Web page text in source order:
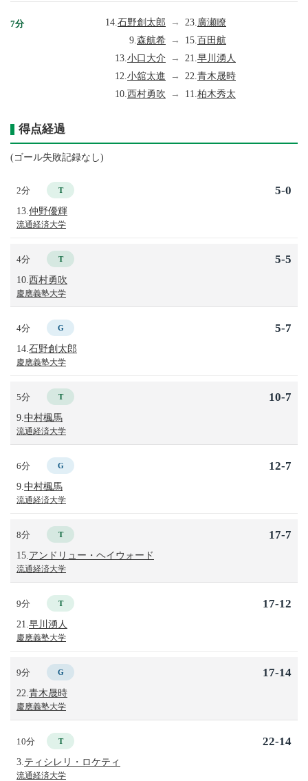
7分 14. 石野創太郎 → 23. 廣瀬瞭
9. 森航希 → 15. 百田航
13. 小口大介 → 21. 早川湧人
12. 小舘太進 → 22. 青木晟時
10. 西村勇吹 → 11. 柏木秀太
得点経過
(ゴール失敗記録なし)
2分 T
13. 仲野優輝
流通経済大学
5-0
4分 T
10. 西村勇吹
慶應義塾大学
5-5
4分 G
14. 石野創太郎
慶應義塾大学
5-7
5分 T
9. 中村楓馬
流通経済大学
10-7
6分 G
9. 中村楓馬
流通経済大学
12-7
8分 T
15. アンドリュー・ヘイウォード
流通経済大学
17-7
9分 T
21. 早川湧人
慶應義塾大学
17-12
9分 G
22. 青木晟時
慶應義塾大学
17-14
10分 T
3. ティシレリ・ロケティ
流通経済大学
22-14